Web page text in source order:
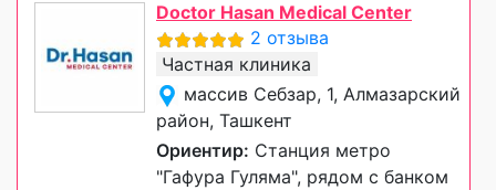
Doctor Hasan Medical Center
2 отзыва
Частная клиника
массив Себзар, 1, Алмазарский
район, Ташкент
Ориентир: Станция метро
"Гафура Гуляма", рядом с банком